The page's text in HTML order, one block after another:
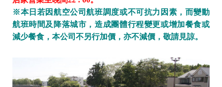
※本日若因航空公司航班調度或不可抗力因素，而變動
航班時間及降落城市，造成團體行程變更或增加餐食或
減少餐食，本公司不另行加價，亦不減價，敬請見諒。